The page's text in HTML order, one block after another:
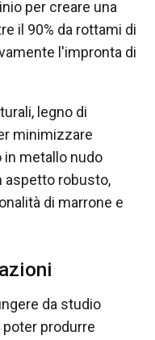
per creare una
il 90% da rottami di
l'impronta di
legno di
minimizzare
metallo nudo
aspetto robusto,
di marrone e
da studio
produrre